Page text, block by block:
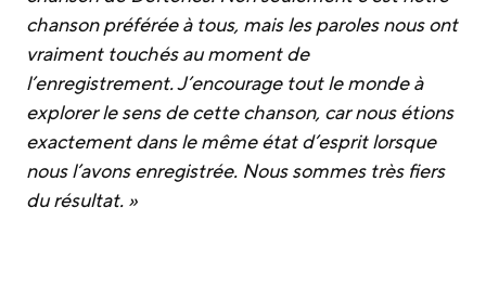
chanson préférée à tous, mais les paroles nous ont
vraiment touchés au moment de
l’enregistrement. J’encourage tout le monde à
explorer le sens de cette chanson, car nous étions
exactement dans le même état d’esprit lorsque
nous l’avons enregistrée. Nous sommes très fiers
du résultat. »